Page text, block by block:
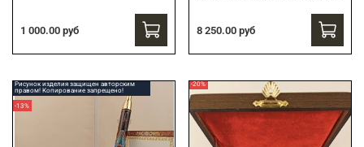
1 000.00 руб 8 250.00 руб
Рисунок изделия защищен авторским
правом! Копирование запрещено!
-13%
-20%